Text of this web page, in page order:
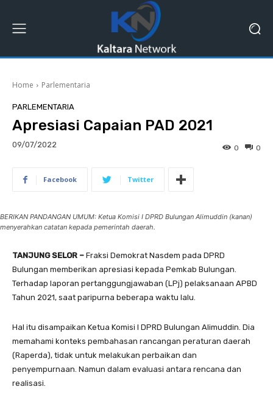
Home Parlementaria
PARLEMENTARIA
Apresiasi Capaian PAD 2021
09/07/2022 0
0
Facebook Twitter
BERIKAN PANDANGAN UMUM: Ketua Komisi I DPRD Bulungan Alimuddin (kanan)
menyerahkan catatan kepada pemerintah daerah.
TANJUNG SELOR – Fraksi Demokrat Nasdem pada DPRD
Bulungan memberikan apresiasi kepada Pemkab Bulungan.
Terhadap laporan pertanggungjawaban (LPj) pelaksanaan APBD
Tahun 2021, saat paripurna beberapa waktu lalu.
Hal itu disampaikan Ketua Komisi I DPRD Bulungan Alimuddin. Dia
memahami konteks pembahasan rancangan peraturan daerah
(Raperda), tidak untuk melakukan perbaikan dan
penyempurnaan. Namun dalam evaluasi antara rencana dan
realisasi.